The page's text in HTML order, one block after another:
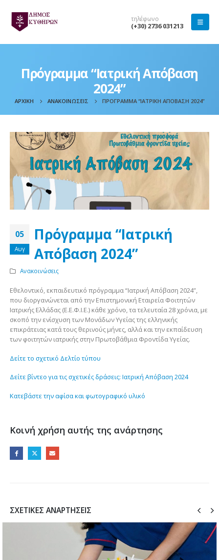
τηλέφωνο
(+30) 2736 031213
Πρόγραμμα “Ιατρική Απόβαση
2024”
ΑΡΧΙΚΉ ΑΝΑΚΟΙΝΏΣΕΙΣ ΠΡΌΓΡΑΜΜΑ “ΙΑΤΡΙΚΉ ΑΠΌΒΑΣΗ 2024”
05
Αυγ
Πρόγραμμα “Ιατρική
Απόβαση 2024”
Ανακοινώσεις
Εθελοντικό, εκπαιδευτικό πρόγραμμα “Ιατρική Απόβαση 2024”,
που διοργανώνεται από την Επιστημονική Εταιρεία Φοιτητών
Ιατρικής Ελλάδας (Ε.Ε.Φ.Ι.Ε.) κάθε χρόνο, τα τελευταία 28 χρόνια, με
σκοπό την ενίσχυση των Μονάδων Υγείας της ελληνικής
επικράτειας κατά τους θερινούς μήνες, αλλά και την εκπαίδευση
των φοιτητών ιατρικής στην Πρωτοβάθμια Φροντίδα Υγείας.
Δείτε το σχετικό Δελτίο τύπου
Δείτε βίντεο για τις σχετικές δράσεις: Ιατρική Απόβαση 2024
Κατεβάστε την αφίσα και φωτογραφικό υλικό
Κοινή χρήση αυτής της ανάρτησης
ΣΧΕΤΙΚΈΣ ΑΝΑΡΤΉΣΕΙΣ